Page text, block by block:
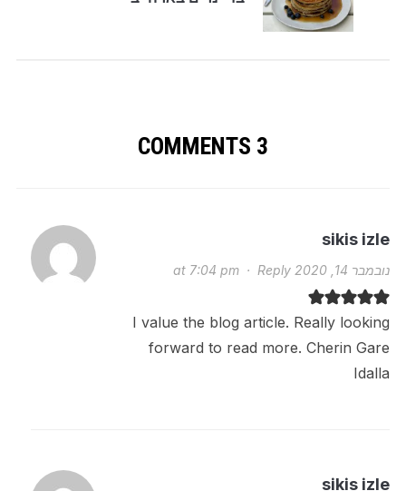
3 COMMENTS
sikis izle
נובמבר 14, 2020 at 7:04 pm · Reply
I value the blog article. Really looking
forward to read more. Cherin Gare
Idalla
sikis izle